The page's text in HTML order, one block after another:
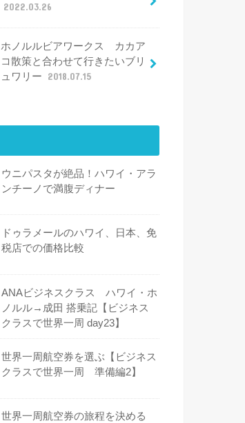
2022.03.26
ホノルルビアワークス カカア
コ散策と合わせて行きたいブリ
ュワリー
2018.07.15
ウニパスタが絶品！ハワイ・アラ
ンチーノで満腹ディナー
ドゥラメールのハワイ、日本、免
税店での価格比較
ANAビジネスクラス ハワイ・ホ
ノルル→成田 搭乗記【ビジネス
クラスで世界一周 day23】
世界一周航空券を選ぶ【ビジネス
クラスで世界一周 準備編2】
世界一周航空券の旅程を決める